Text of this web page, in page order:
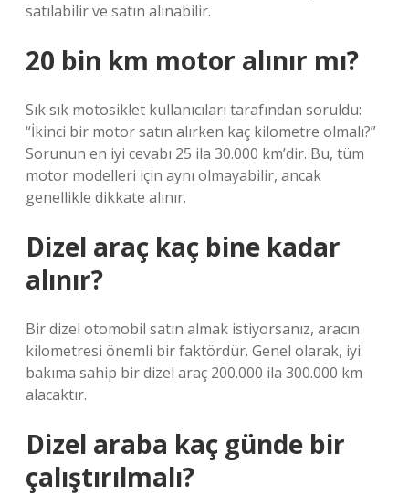
satılabilir ve satın alınabilir.
20 bin km motor alınır mı?
Sık sık motosiklet kullanıcıları tarafından soruldu:
“İkinci bir motor satın alırken kaç kilometre olmalı?”
Sorunun en iyi cevabı 25 ila 30.000 km’dir. Bu, tüm
motor modelleri için aynı olmayabilir, ancak
genellikle dikkate alınır.
Dizel araç kaç bine kadar
alınır?
Bir dizel otomobil satın almak istiyorsanız, aracın
kilometresi önemli bir faktördür. Genel olarak, iyi
bakıma sahip bir dizel araç 200.000 ila 300.000 km
alacaktır.
Dizel araba kaç günde bir
çalıştırılmalı?